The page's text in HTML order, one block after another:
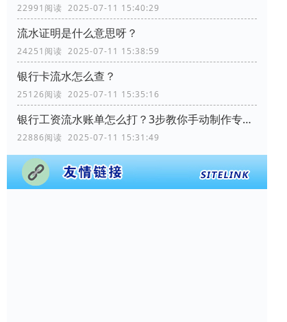
22991阅读 2025-07-11 15:40:29
流水证明是什么意思呀？
24251阅读 2025-07-11 15:38:59
银行卡流水怎么查？
25126阅读 2025-07-11 15:35:16
银行工资流水账单怎么打？3步教你手动制作专业记录
22886阅读 2025-07-11 15:31:49